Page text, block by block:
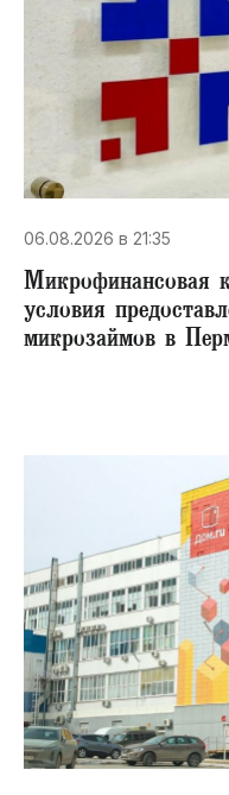
06.08.2026 в 21:35
Микрофинансовая
условия
микрозаймов в